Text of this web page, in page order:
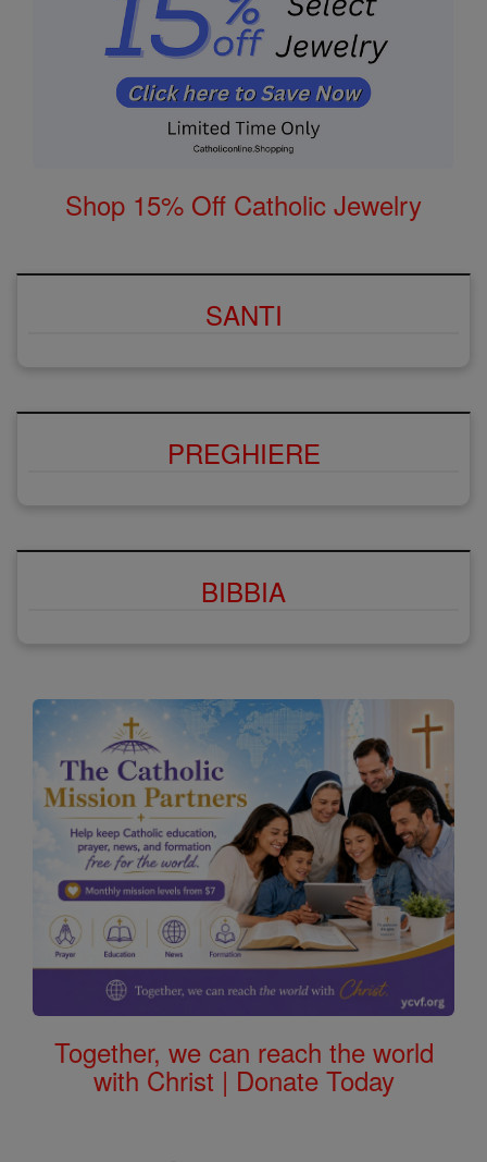
Shop 15% Off Catholic Jewelry
SANTI
PREGHIERE
BIBBIA
Together, we can reach the world
with Christ | Donate Today